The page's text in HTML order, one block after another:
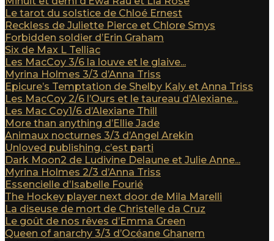
Le tarot du solstice de Chloé Ernest
Reckless de Juliette Pierce et Chlore Smys
Forbidden soldier d’Erin Graham
Six de Max L Telliac
Les MacCoy 3/6 la louve et le glaive...
Myrina Holmes 3/3 d’Anna Triss
Epicure’s Temptation de Shelby Kaly et Anna Triss
Les MacCoy 2/6 l’Ours et le taureau d’Alexiane...
Les Mac Coy1/6 d’Alexiane Thill
More than anything d’Ellie Jade
Animaux nocturnes 3/3 d’Angel Arekin
Unloved publishing, c’est parti
Dark Moon2 de Ludivine Delaune et Julie Anne...
Myrina Holmes 2/3 d’Anna Triss
Essencielle d’Isabelle Fourié
The Hockey player next door de Mila Marelli
La diseuse de mort de Christelle da Cruz
Le goût de nos rêves d’Emma Green
Queen of anarchy 3/3 d’Océane Ghanem